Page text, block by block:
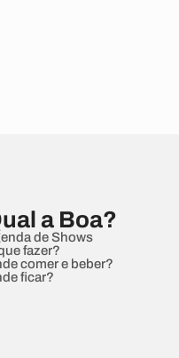
a Boa?
de Shows
fazer?
comer e beber?
ficar?